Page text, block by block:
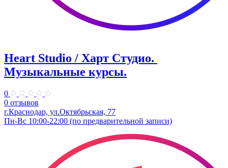
Heart Studio / Харт Студио. ​
Музыкальные курсы.
0
0 отзывов
г.Краснодар, ул.Октябрьская, 77
Пн-Вс 10:00-22:00 (по предварительной записи)